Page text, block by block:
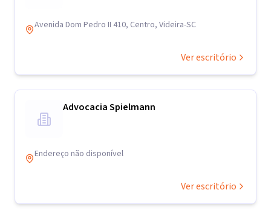
Avenida Dom Pedro II 410, Centro, Videira-SC
Ver escritório
Advocacia Spielmann
Endereço não disponível
Ver escritório